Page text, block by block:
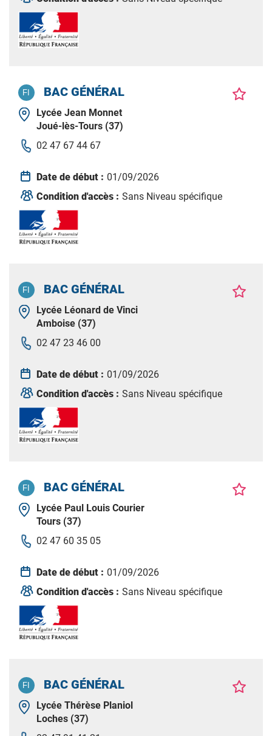
BAC GÉNÉRAL
Lycée Jean Monnet
Joué-lès-Tours (37)
02 47 67 44 67
Date de début : 01/09/2026
Condition d'accès : Sans Niveau spécifique
BAC GÉNÉRAL
Lycée Léonard de Vinci
Amboise (37)
02 47 23 46 00
Date de début : 01/09/2026
Condition d'accès : Sans Niveau spécifique
BAC GÉNÉRAL
Lycée Paul Louis Courier
Tours (37)
02 47 60 35 05
Date de début : 01/09/2026
Condition d'accès : Sans Niveau spécifique
BAC GÉNÉRAL
Lycée Thérèse Planiol
Loches (37)